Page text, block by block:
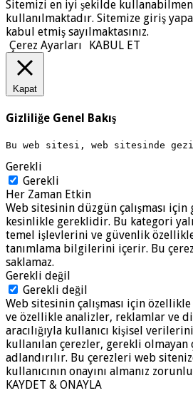
Sitemizi en iyi şekilde
kullanılmaktadır. Sitemize giriş
kabul etmiş sayılmaktasınız.
Çerez Ayarları
KABUL ET
Kapat
Gizliliğe Genel Bakış
Bu web sitesi, web sitesinde
Gerekli
Gerekli
Her Zaman Etkin
Web sitesinin düzgün çalışması
kesinlikle gereklidir. Bu kategori
temel işlevlerini ve güvenlik
tanımlama bilgilerini içerir. Bu
saklamaz.
Gerekli değil
Gerekli değil
Web sitesinin çalışması için
ve özellikle analizler, reklamlar ve
aracılığıyla kullanıcı kişisel
kullanılan çerezler, gerekli olmayan
adlandırılır. Bu çerezleri web
kullanıcının onayını almanız
KAYDET & ONAYLA